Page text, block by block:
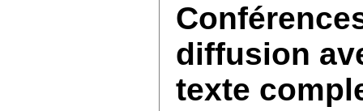
diffusion
texte